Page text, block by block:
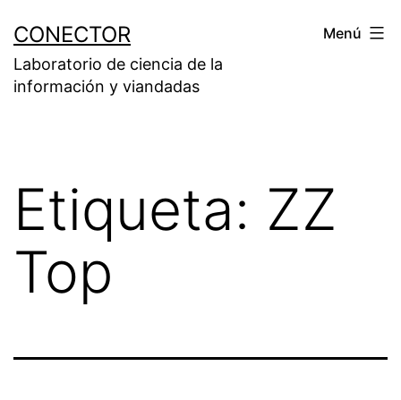
contenido
CONECTOR
Laboratorio de ciencia de la
información y viandadas
Menú
Etiqueta: ZZ
Top